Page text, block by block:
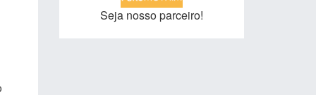
Seja nosso parceiro!